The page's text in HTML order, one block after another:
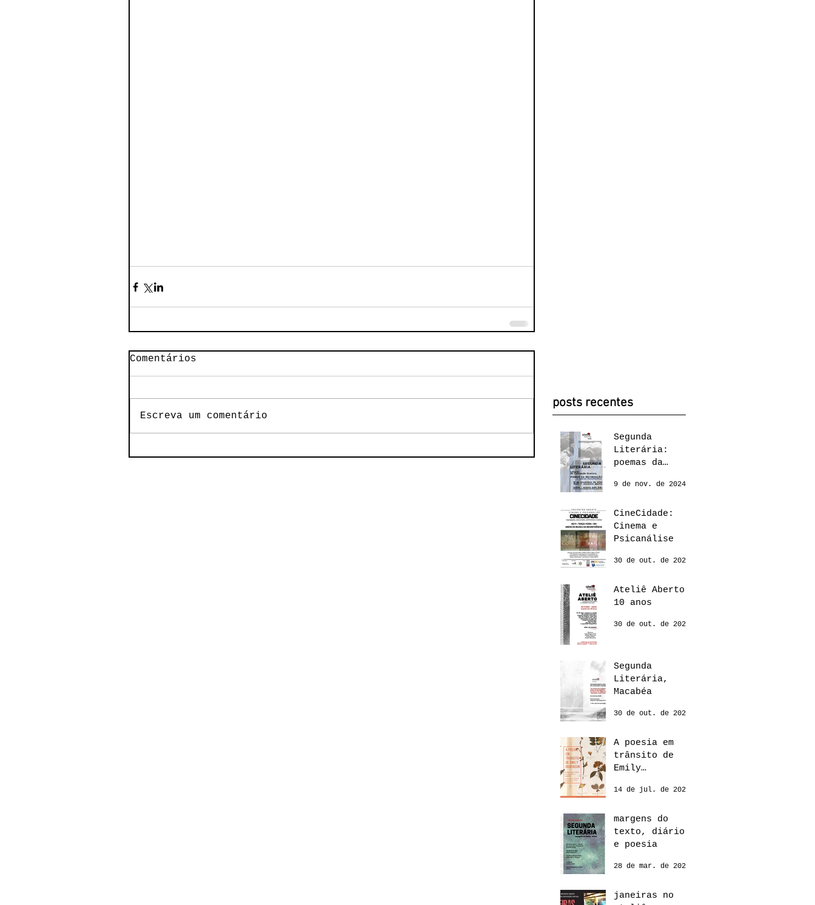
Comentários
Escreva um comentário
Segunda
Literária:
poemas da
Conceição
9 de nov. de 2024
CineCidade:
Cinema e
Psicanálise
30 de out. de 2024
Ateliê Aberto:
10 anos
30 de out. de 2024
Segunda
Literária,
Macabéa
30 de out. de 2024
A poesia em
trânsito de
Emily
14 de jul. de 2022
margens do
texto, diário
e poesia
28 de mar. de 2022
janeiras no
posts recentes